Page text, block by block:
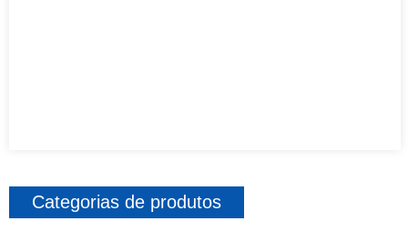
Categorias de produtos